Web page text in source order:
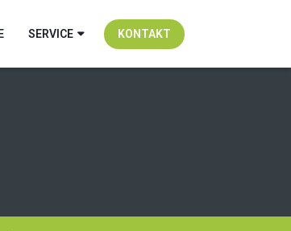
SERVICE KONTAKT